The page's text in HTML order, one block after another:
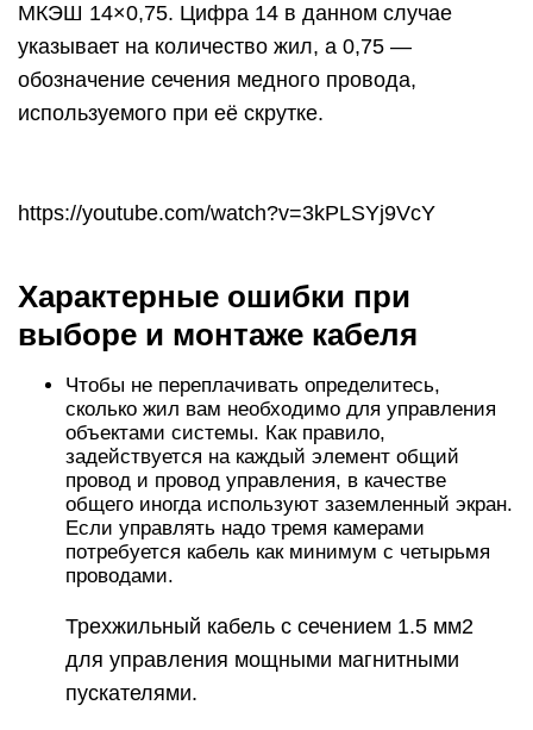
МКЭШ 14×0,75. Цифра 14 в данном случае
указывает на количество жил, а 0,75 —
обозначение сечения медного провода,
используемого при её скрутке.
https://youtube.com/watch?v=3kPLSYj9VcY
Характерные ошибки при
выборе и монтаже кабеля
Чтобы не переплачивать определитесь,
сколько жил вам необходимо для управления
объектами системы. Как правило,
задействуется на каждый элемент общий
провод и провод управления, в качестве
общего иногда используют заземленный экран.
Если управлять надо тремя камерами
потребуется кабель как минимум с четырьмя
проводами.
Трехжильный кабель с сечением 1.5 мм2
для управления мощными магнитными
пускателями.